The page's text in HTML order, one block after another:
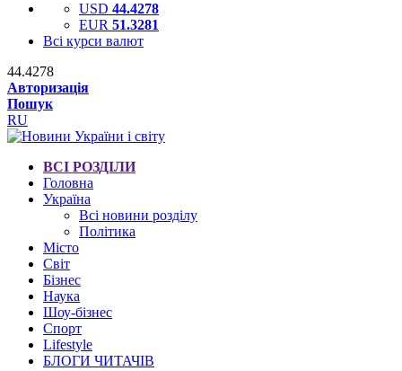
USD 44.4278
EUR 51.3281
Всі курси валют
44.4278
Авторизація
Пошук
RU
ВСІ РОЗДІЛИ
Головна
Україна
Всі новини розділу
Політика
Місто
Світ
Бізнес
Наука
Шоу-бізнес
Спорт
Lifestyle
БЛОГИ ЧИТАЧІВ